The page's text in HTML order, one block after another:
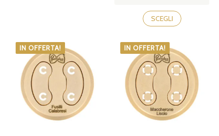
scelte
nella
pagina
del
prodotto
SCEGLI
Questo
prodotto
ha
varianti.
Le
opzioni
possono
essere
scelte
nella
pagina
del
IN OFFERTA! IN OFFERTA!